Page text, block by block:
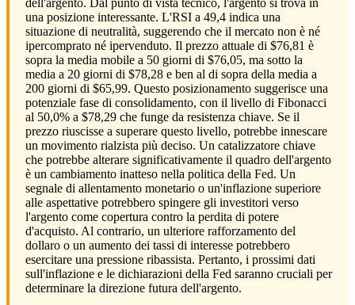
una posizione interessante. L'RSI a 49,4 indica una
situazione di neutralità, suggerendo che il mercato non è né
ipercomprato né ipervenduto. Il prezzo attuale di $76,81 è
sopra la media mobile a 50 giorni di $76,05, ma sotto la
media a 20 giorni di $78,28 e ben al di sopra della media a
200 giorni di $65,99. Questo posizionamento suggerisce una
potenziale fase di consolidamento, con il livello di Fibonacci
al 50,0% a $78,29 che funge da resistenza chiave. Se il
prezzo riuscisse a superare questo livello, potrebbe innescare
un movimento rialzista più deciso. Un catalizzatore chiave
che potrebbe alterare significativamente il quadro dell'argento
è un cambiamento inatteso nella politica della Fed. Un
segnale di allentamento monetario o un'inflazione superiore
alle aspettative potrebbero spingere gli investitori verso
l'argento come copertura contro la perdita di potere
d'acquisto. Al contrario, un ulteriore rafforzamento del
dollaro o un aumento dei tassi di interesse potrebbero
esercitare una pressione ribassista. Pertanto, i prossimi dati
sull'inflazione e le dichiarazioni della Fed saranno cruciali per
determinare la direzione futura dell'argento.